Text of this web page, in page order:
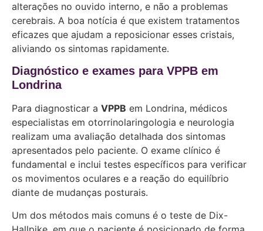
alterações no ouvido interno, e não a problemas
cerebrais. A boa notícia é que existem tratamentos
eficazes que ajudam a reposicionar esses cristais,
aliviando os sintomas rapidamente.
Diagnóstico e exames para VPPB em
Londrina
Para diagnosticar a VPPB em Londrina, médicos
especialistas em otorrinolaringologia e neurologia
realizam uma avaliação detalhada dos sintomas
apresentados pelo paciente. O exame clínico é
fundamental e inclui testes específicos para verificar
os movimentos oculares e a reação do equilíbrio
diante de mudanças posturais.
Um dos métodos mais comuns é o teste de Dix-